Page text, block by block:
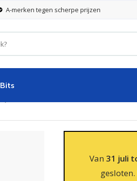
A-merken tegen scherpe prijzen
Bits
Van 31 juli